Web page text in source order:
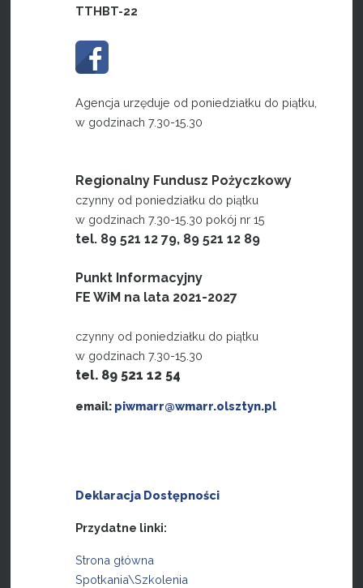
TTHBT-22
Agencja urzęduje od poniedziałku do piątku,
w godzinach 7.30-15.30
Regionalny Fundusz Pożyczkowy
czynny od poniedziałku do piątku
w godzinach 7.30-15.30 pokój nr 15
tel. 89 521 12 79, 89 521 12 89
Punkt Informacyjny
FE WiM na lata 2021-2027
czynny od poniedziałku do piątku
w godzinach 7.30-15.30
tel. 89 521 12 54
email: piwmarr@wmarr.olsztyn.pl
Deklaracja Dostępności
Przydatne linki:
Strona główna
Spotkania\Szkolenia